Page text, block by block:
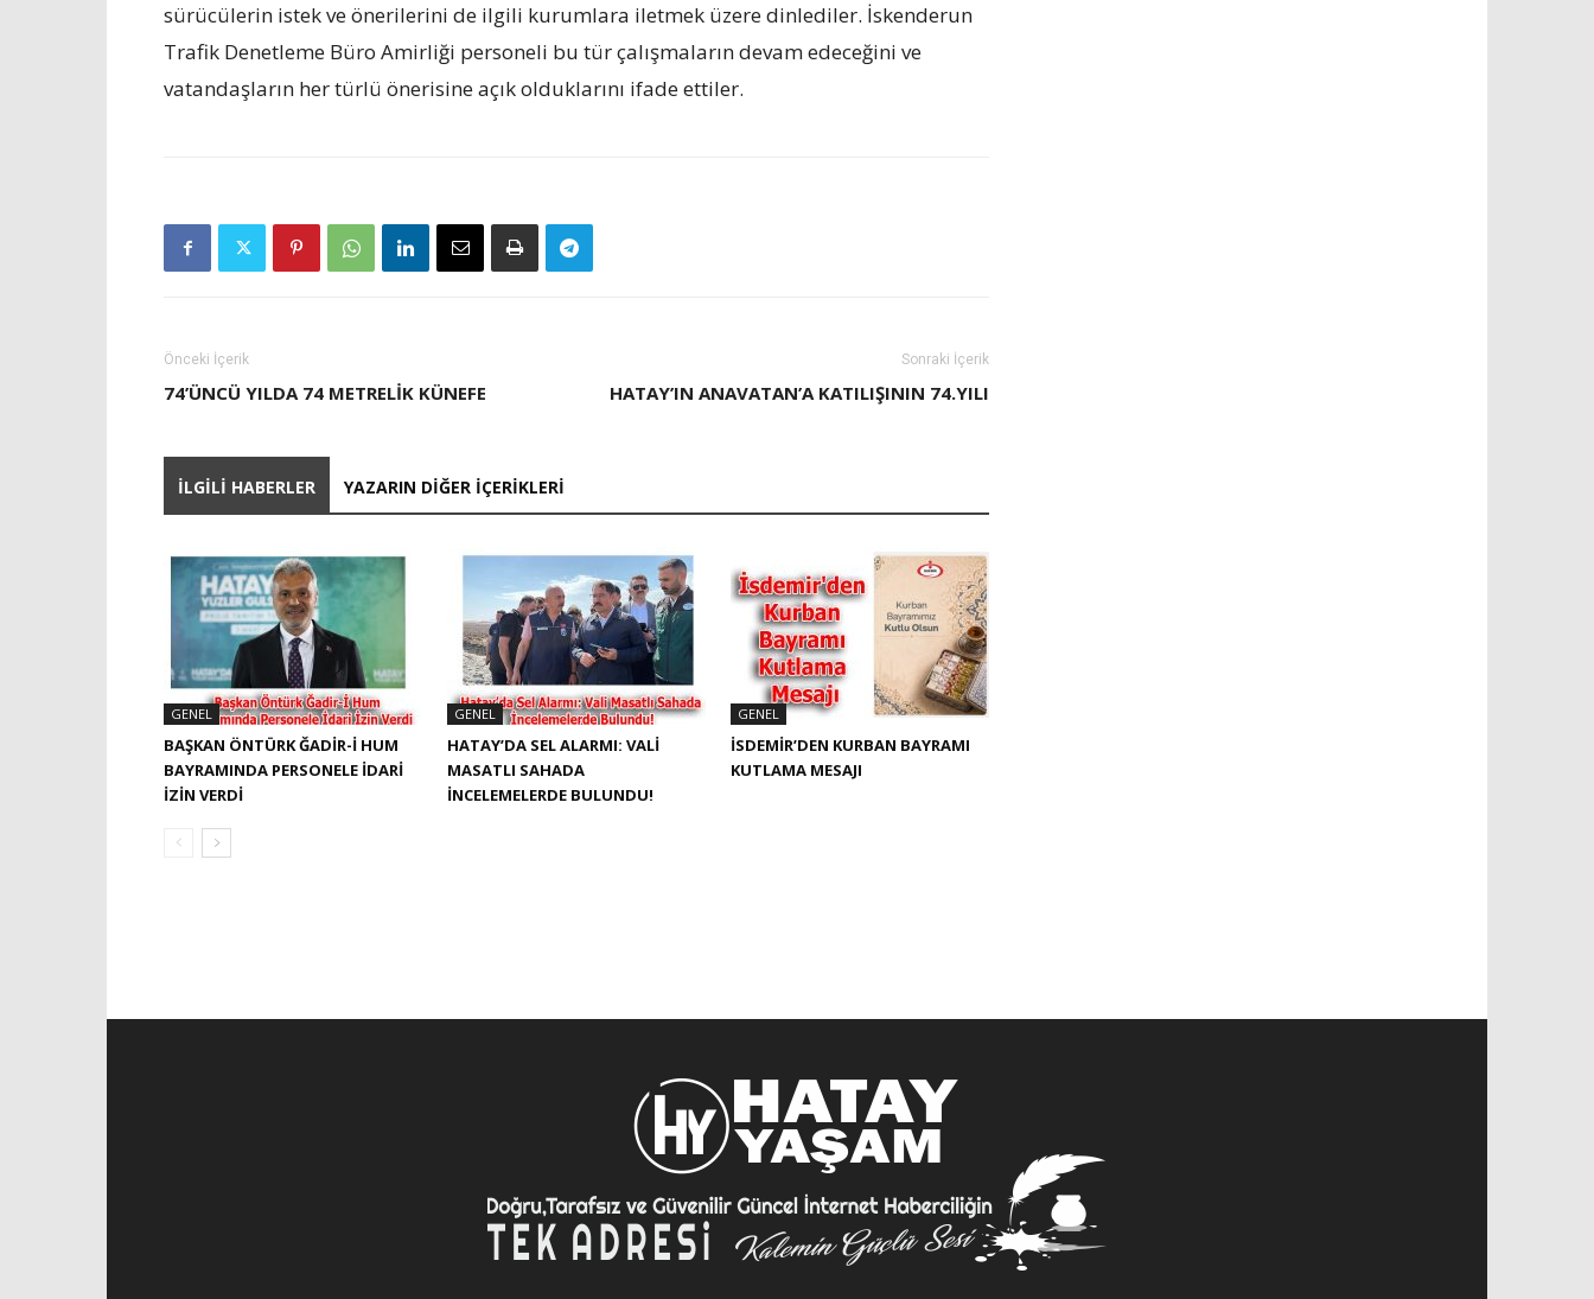
sürücülerin istek ve önerilerini de ilgili kurumlara iletmek üzere dinlediler. İskenderun
Trafik Denetleme Büro Amirliği personeli bu tür çalışmaların devam edeceğini ve
vatandaşların her türlü önerisine açık olduklarını ifade ettiler.
Önceki İçerik
74’ÜNCÜ YILDA 74 METRELIK KÜNEFE
Sonraki İçerik
HATAY’IN ANAVATAN’A KATILIŞININ 74.YILI
İLGILI HABERLER YAZARIN DIĞER İÇERIKLERI
GENEL
BAŞKAN ÖNTÜRK ĞADIR-İ HUM
BAYRAMINDA PERSONELE İDARI
İZIN VERDI
GENEL
HATAY’DA SEL ALARMI: VALI
MASATLI SAHADA
İNCELEMELERDE BULUNDU!
GENEL
İSDEMIR’DEN KURBAN BAYRAMI
KUTLAMA MESAJI